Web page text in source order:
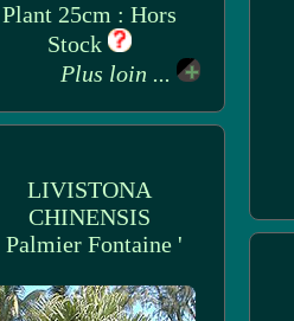
Plant 25cm : Hors
Stock
Plus loin ...
LIVISTONA
CHINENSIS
Palmier Fontaine '